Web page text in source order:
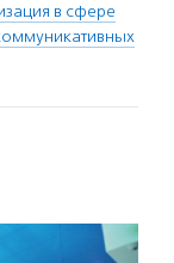
в сфере